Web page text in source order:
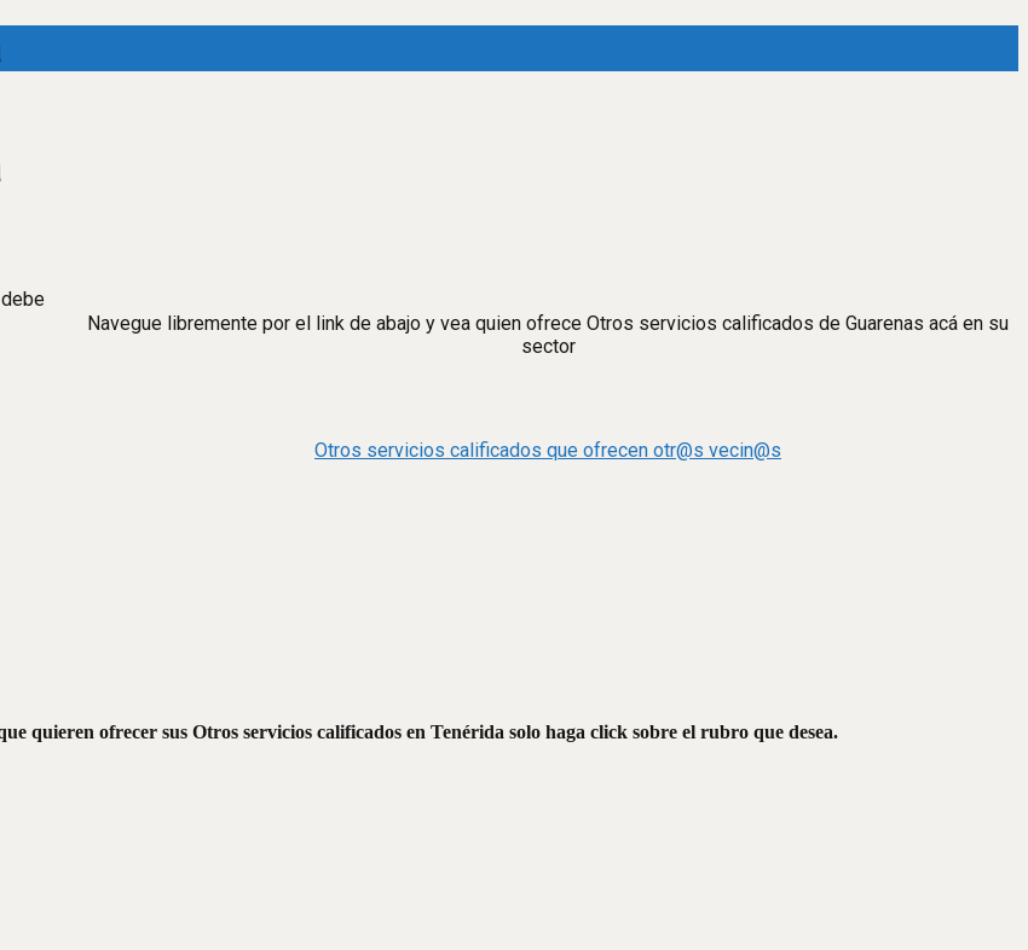
Navegue libremente por el link de abajo y vea quien ofrece Otros servicios calificados de Guarenas acá en su
sector
Otros servicios calificados que ofrecen otr@s vecin@s
quieren ofrecer sus Otros servicios calificados en Tenérida solo haga click sobre el rubro que desea.